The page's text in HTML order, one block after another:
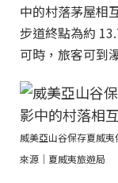
中的村落茅屋相
步道終點為約
可時，旅客可到
威美亞山谷保存夏威
來源｜夏威夷旅遊局